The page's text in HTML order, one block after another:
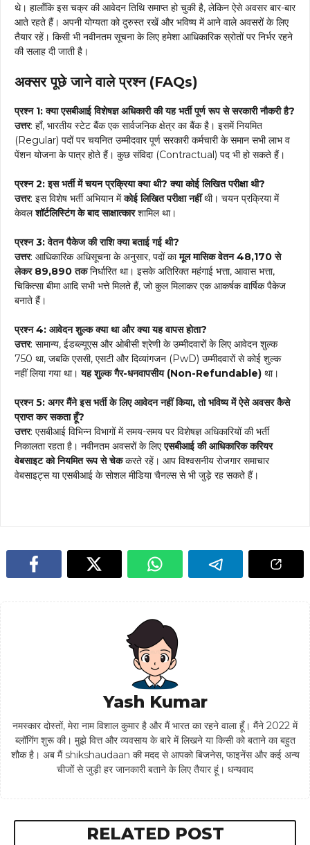
थे। हालाँकि इस चक्र की आवेदन तिथि समाप्त हो चुकी है, लेकिन ऐसे अवसर बार-बार
आते रहते हैं। अपनी योग्यता को दुरुस्त रखें और भविष्य में आने वाले अवसरों के लिए
तैयार रहें। किसी भी नवीनतम सूचना के लिए हमेशा आधिकारिक स्रोतों पर निर्भर रहने
की सलाह दी जाती है।
अक्सर पूछे जाने वाले प्रश्न (FAQs)
प्रश्न 1: क्या एसबीआई विशेषज्ञ अधिकारी की यह भर्ती पूर्ण रूप से सरकारी नौकरी है?
उत्तर: हाँ, भारतीय स्टेट बैंक एक सार्वजनिक क्षेत्र का बैंक है। इसमें नियमित
(Regular) पदों पर चयनित उम्मीदवार पूर्ण सरकारी कर्मचारी के समान सभी लाभ व
पेंशन योजना के पात्र होते हैं। कुछ संविदा (Contractual) पद भी हो सकते हैं।
प्रश्न 2: इस भर्ती में चयन प्रक्रिया क्या थी? क्या कोई लिखित परीक्षा थी?
उत्तर: इस विशेष भर्ती अभियान मेंकोई लिखित परीक्षा नहींथी। चयन प्रक्रिया में
केवलशॉर्टलिस्टिंग के बाद साक्षात्कारशामिल था।
प्रश्न 3: वेतन पैकेज की राशि क्या बताई गई थी?
उत्तर: आधिकारिक अधिसूचना के अनुसार, पदों कामूल मासिक वेतन ₹48,170 से
लेकर ₹89,890 तकनिर्धारित था। इसके अतिरिक्त महंगाई भत्ता, आवास भत्ता,
चिकित्सा बीमा आदि सभी भत्ते मिलते हैं, जो कुल मिलाकर एक आकर्षक वार्षिक पैकेज
बनाते हैं।
प्रश्न 4: आवेदन शुल्क क्या था और क्या यह वापस होता?
उत्तर: सामान्य, ईडब्ल्यूएस और ओबीसी श्रेणी के उम्मीदवारों के लिए आवेदन शुल्क
₹750 था, जबकि एससी, एसटी और दिव्यांगजन (PwD) उम्मीदवारों से कोई शुल्क
नहीं लिया गया था।यह शुल्क गैर-धनवापसीय (Non-Refundable) था।
प्रश्न 5: अगर मैंने इस भर्ती के लिए आवेदन नहीं किया, तो भविष्य में ऐसे अवसर कैसे
प्राप्त कर सकता हूँ?
उत्तर: एसबीआई विभिन्न विभागों में समय-समय पर विशेषज्ञ अधिकारियों की भर्ती
निकालता रहता है। नवीनतम अवसरों के लिएएसबीआई की आधिकारिक करियर
वेबसाइट को नियमित रूप से चेककरते रहें। आप विश्वसनीय रोजगार समाचार
वेबसाइट्स या एसबीआई के सोशल मीडिया चैनल्स से भी जुड़े रह सकते हैं।
Yash Kumar
नमस्कार दोस्तों, मेरा नाम विशाल कुमार है और मैं भारत का रहने वाला हूँ। मैंने 2022 में
ब्लॉगिंग शुरू की। मुझे वित्त और व्यवसाय के बारे में लिखने या किसी को बताने का बहुत
शौक है। अब मैं shikshaudaan की मदद से आपको बिजनेस, फाइनेंस और कई अन्य
चीजों से जुड़ी हर जानकारी बताने के लिए तैयार हूं। धन्यवाद
RELATED POST